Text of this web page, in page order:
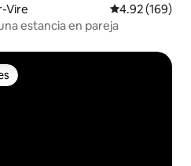
Vire Calificación
4.92 (169)
estancia en pareja
huéspedes